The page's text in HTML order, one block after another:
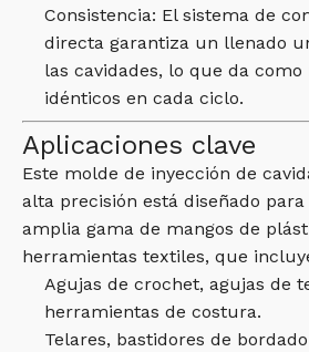
Consistencia: El sistema de
directa garantiza un llenado
las cavidades, lo que da
idénticos en cada ciclo.
Aplicaciones clave
Este molde de inyección de
alta precisión está diseñado
amplia gama de mangos de
herramientas textiles, que
Agujas de crochet, agujas de
herramientas de costura.
Telares, bastidores de